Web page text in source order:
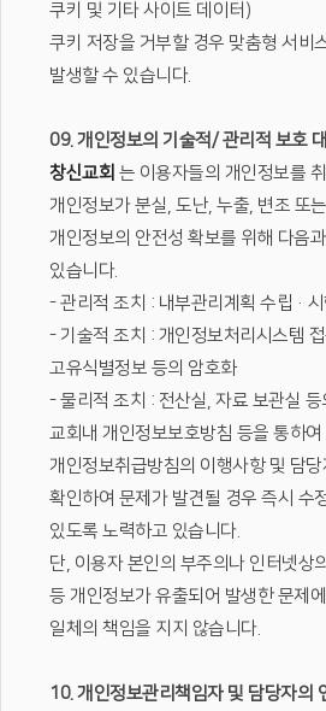
쿠키 및 기타 사이트 데이터)
쿠키 저장을 거부할 경우 맞춤형 서비
발생할 수 있습니다.
09. 개인정보의 기술적/ 관리적 보호
창신교회 는 이용자들의 개인정보를
개인정보가 분실, 도난, 누출, 변조 또
개인정보의 안전성 확보를 위해 다음
있습니다.
- 관리적 조치 : 내부관리계획 수립·시
- 기술적 조치 : 개인정보처리시스템 접
고유식별정보 등의 암호화
- 물리적 조치 : 전산실, 자료 보관실 등
교회내 개인정보보호방침 등을 통하여
개인정보취급방침의 이행사항 및 담
확인하여 문제가 발견될 경우 즉시 수
있도록 노력하고 있습니다.
단, 이용자 본인의 부주의나 인터넷상
등 개인정보가 유출되어 발생한 문제
일체의 책임을 지지 않습니다.
10. 개인정보관리책임자 및 담당자의